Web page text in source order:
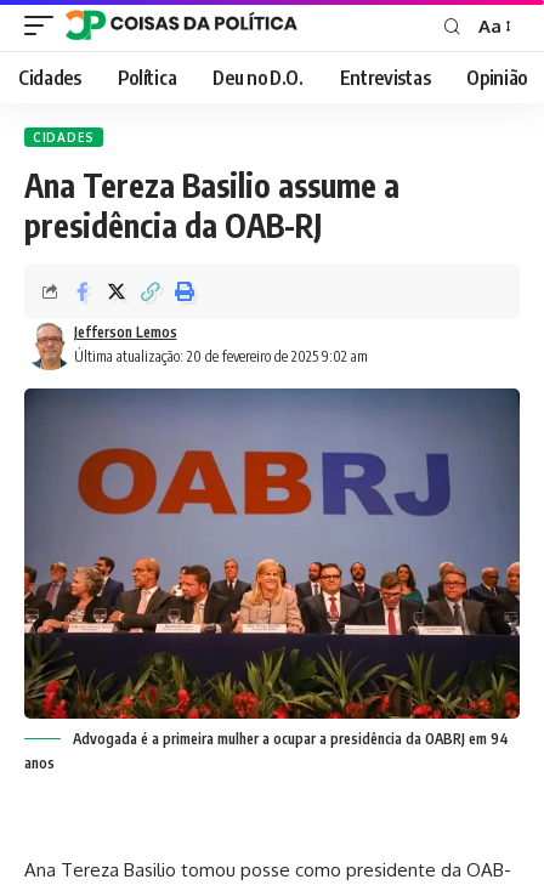
Font
Resizer
Aa
Cidades Política Deu no D.O. Entrevistas Opinião
CIDADES
Ana Tereza Basilio assume a
presidência da OAB-RJ
Última atualização: 20 de fevereiro de 2025 9:02 am
Jefferson Lemos
Advogada é a primeira mulher a ocupar a presidência da OABRJ em 94
anos
Ana Tereza Basilio tomou posse como presidente da OAB-